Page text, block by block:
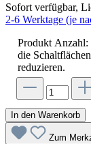
Sofort verfügbar,
2-6 Werktage (je
Produkt Anzahl:
die
reduzieren.
In den Warenkorb
Zum